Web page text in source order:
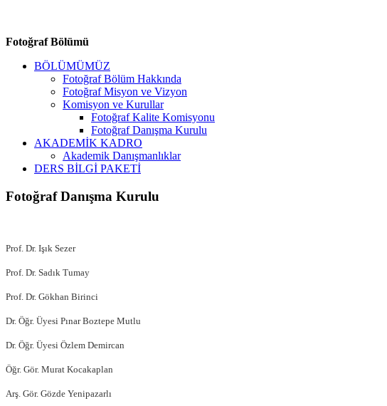
Fotoğraf Bölümü
BÖLÜMÜMÜZ
Fotoğraf Bölüm Hakkında
Fotoğraf Misyon ve Vizyon
Komisyon ve Kurullar
Fotoğraf Kalite Komisyonu
Fotoğraf Danışma Kurulu
AKADEMİK KADRO
Akademik Danışmanlıklar
DERS BİLGİ PAKETİ
Fotoğraf Danışma Kurulu
Prof. Dr. Işık Sezer
Prof. Dr. Sadık Tumay
Prof. Dr. Gökhan Birinci
Dr. Öğr. Üyesi Pınar Boztepe Mutlu
Dr. Öğr. Üyesi Özlem Demircan
Öğr. Gör. Murat Kocakaplan
Arş. Gör. Gözde Yenipazarlı